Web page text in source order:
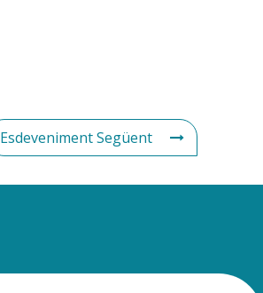
Esdeveniment Següent